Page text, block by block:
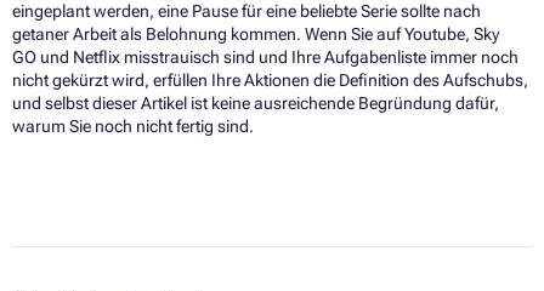
eingeplant werden, eine Pause für eine beliebte Serie sollte nach
getaner Arbeit als Belohnung kommen. Wenn Sie auf Youtube, Sky
GO und Netflix misstrauisch sind und Ihre Aufgabenliste immer noch
nicht gekürzt wird, erfüllen Ihre Aktionen die Definition des Aufschubs,
und selbst dieser Artikel ist keine ausreichende Begründung dafür,
warum Sie noch nicht fertig sind.